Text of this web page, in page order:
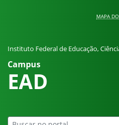
MAPA
Instituto Federal de Educação,
Campus
EAD